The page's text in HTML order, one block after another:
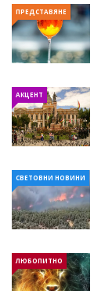
ПРЕДСТАВЯНЕ
АКЦЕНТ
СВЕТОВНИ НОВИНИ
ЛЮБОПИТНО